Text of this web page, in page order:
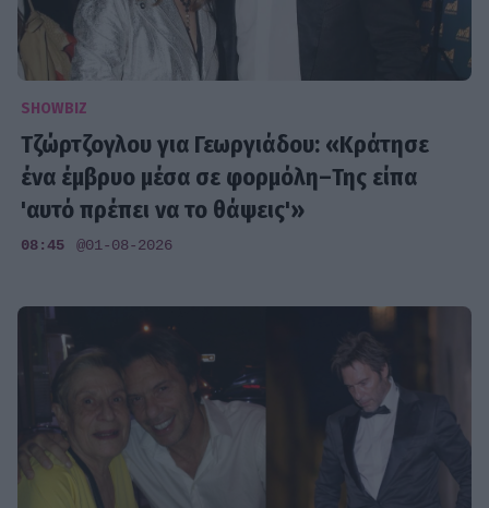
SHOWBIZ
Τζώρτζογλου για Γεωργιάδου: «Κράτησε
ένα έμβρυο μέσα σε φορμόλη–Της είπα
'αυτό πρέπει να το θάψεις'»
08:45 @01-08-2026